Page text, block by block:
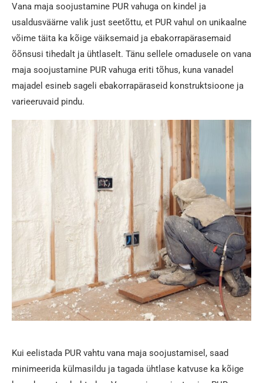
Vana maja soojustamine PUR vahuga on kindel ja
usaldusväärne valik just seetõttu, et PUR vahul on unikaalne
võime täita ka kõige väiksemaid ja ebakorrapärasemaid
õõnsusi tihedalt ja ühtlaselt. Tänu sellele omadusele on vana
maja soojustamine PUR vahuga eriti tõhus, kuna vanadel
majadel esineb sageli ebakorrapäraseid konstruktsioone ja
varieeruvaid pindu.
Kui eelistada PUR vahtu vana maja soojustamisel, saad
minimeerida külmasildu ja tagada ühtlase katvuse ka kõige